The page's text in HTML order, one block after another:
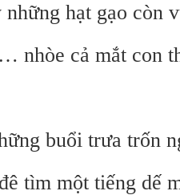
những hạt gạo còn
nhòe cả mắt con
buổi trưa trốn
tìm một tiếng dế